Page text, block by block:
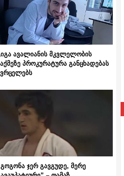
ავალიანის მკვლელობის
პროკურატურა განცხადებას
ჯერ გავგუდე, მერე